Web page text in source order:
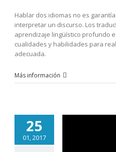
Hablar dos idiomas no es
interpretar un discurso. Los
aprendizaje lingüístico profundo
cualidades y habilidades para
adecuada.
Más información
25
01, 2017